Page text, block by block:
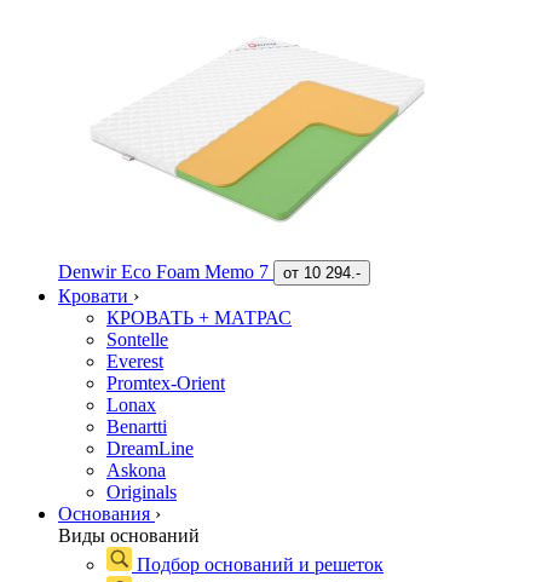
Denwir Eco Foam Memo 7 от 10 294.-
Кровати ›
КРОВАТЬ + МАТРАС
Sontelle
Everest
Promtex-Orient
Lonax
Benartti
DreamLine
Askona
Originals
Основания ›
Виды оснований
Подбор оснований и решеток